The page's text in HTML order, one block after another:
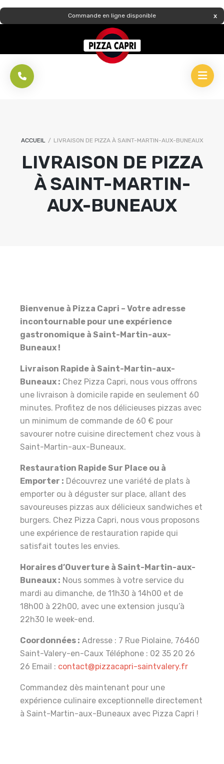
Commande en ligne disponible
ACCUEIL / LIVRAISON DE PIZZA À SAINT-MARTIN-AUX-BUNEAUX
LIVRAISON DE PIZZA
À SAINT-MARTIN-
AUX-BUNEAUX
Bienvenue à Pizza Capri – Votre adresse
incontournable pour une expérience
gastronomique à Saint-Martin-aux-
Buneaux !
Livraison Rapide à Saint-Martin-aux-
Buneaux : Chez Pizza Capri, nous vous offrons
une livraison à domicile rapide en seulement 60
minutes. Profitez de nos délicieuses pizzas avec
un minimum de commande de 60 € pour
savourer notre cuisine directement chez vous à
Saint-Martin-aux-Buneaux.
Restauration Rapide Sur Place ou à
Emporter : Découvrez une variété de plats à
emporter ou à déguster sur place, allant des
savoureuses pizzas aux délicieux sandwiches et
burgers. Chez Pizza Capri, nous vous proposons
une expérience de restauration rapide qui
satisfait toutes les envies.
Horaires d’Ouverture à Saint-Martin-aux-
Buneaux : Nous sommes à votre service du
mardi au dimanche, de 11h30 à 14h00 et de
18h00 à 22h00, avec une extension jusqu’à
22h30 le week-end.
Coordonnées : Adresse : 7 Rue Piolaine, 76460
Saint-Valery-en-Caux Téléphone : 02 35 20 26
26 Email : contact@pizzacapri-saintvalery.fr
Commandez dès maintenant pour une
expérience culinaire exceptionnelle directement
à Saint-Martin-aux-Buneaux avec Pizza Capri !